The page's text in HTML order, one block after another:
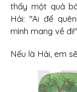
thấy một quả
Hải: "Ai để
mình mang về
Nếu là Hải, em